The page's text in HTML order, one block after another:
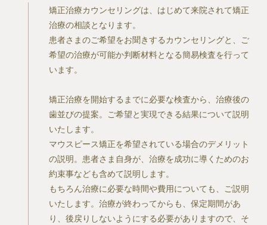
矯正治療カウンセリングは、はじめて来院されて矯正
治療の相談となります。
患者さまのご希望をお聞きするカウンセリングと、ご
希望の治療が可能か判断材料となる簡易検査を行って
います。
矯正治療を開始するまでに必要な検査から、治療後の
歯並びの提案。ご希望と実現できる結果について説明
いたします。
マウスピース矯正を希望されている場合のデメリット
の説明。患者さま自身が、治療を成功に導くためのお
約束事なども含めて説明します。
もちろん治療に必要な時間や費用についても、ご説明
いたします。治療が終わってからも、保定期間があ
り、後戻りしないようにする必要がありますので、そ